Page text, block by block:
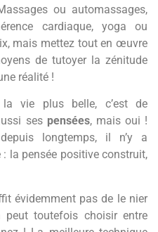
ou automassages,
cardiaque, yoga ou
mais mettez tout en œuvre
de tutoyer la zénitude
réalité !
la vie plus belle, c’est de
ses pensées, mais oui !
longtemps, il n’y a
la pensée positive construit,
évidemment pas de le nier
toutefois choisir entre